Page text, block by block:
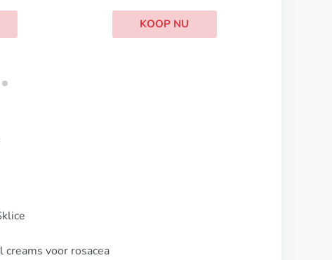
voor rosacea